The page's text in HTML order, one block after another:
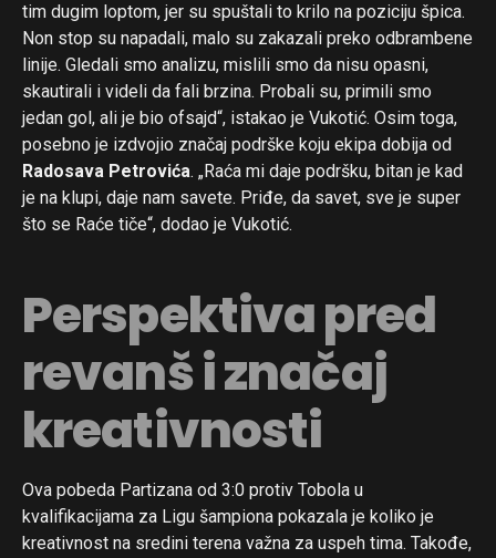
tim dugim loptom, jer su spuštali to krilo na poziciju špica.
Non stop su napadali, malo su zakazali preko odbrambene
linije. Gledali smo analizu, mislili smo da nisu opasni,
skautirali i videli da fali brzina. Probali su, primili smo
jedan gol, ali je bio ofsajd“, istakao je Vukotić. Osim toga,
posebno je izdvojio značaj podrške koju ekipa dobija od
Radosava Petrovića. „Raća mi daje podršku, bitan je kad
je na klupi, daje nam savete. Priđe, da savet, sve je super
što se Raće tiče“, dodao je Vukotić.
Perspektiva pred
revanš i značaj
kreativnosti
Ova pobeda Partizana od 3:0 protiv Tobola u
kvalifikacijama za Ligu šampiona pokazala je koliko je
kreativnost na sredini terena važna za uspeh tima. Takođe,